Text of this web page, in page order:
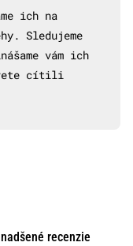
ich na
Sledujeme
vám ich
cítili
recenzie